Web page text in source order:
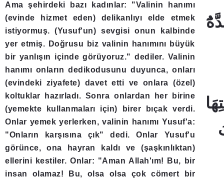
Ama şehirdeki bazı kadınlar: "Valinin hanımı
(evinde hizmet eden) delikanlıyı elde etmek
istiyormuş. (Yusuf'un) sevgisi onun kalbinde
yer etmiş. Doğrusu biz valinin hanımını büyük
bir yanlışın içinde görüyoruz." dediler. Valinin
hanımı onların dedikodusunu duyunca, onları
(evindeki ziyafete) davet etti ve onlara (özel)
koltuklar hazırladı. Sonra onlardan her birine
(yemekte kullanmaları için) birer bıçak verdi.
Onlar yemek yerlerken, valinin hanımı Yusuf'a:
"Onların karşısına çık" dedi. Onlar Yusuf'u
görünce, ona hayran kaldı ve (şaşkınlıktan)
ellerini kestiler. Onlar: "Aman Allah'ım! Bu, bir
insan olamaz! Bu, olsa olsa çok cömert bir